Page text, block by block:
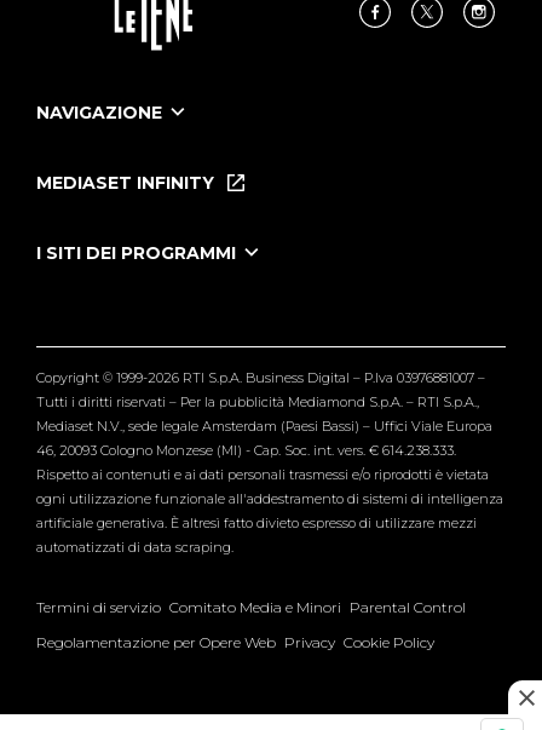
NAVIGAZIONE
Le Iene Presentano Inside
Tutti i servizi
MEDIASET INFINITY
I SITI DEI PROGRAMMI
Verissimo
Copyright © 1999-2026 RTI S.p.A. Business Digital – P.Iva 03976881007 –
Tutti i diritti riservati – Per la pubblicità Mediamond S.p.A. – RTI S.p.A.,
Mediaset N.V., sede legale Amsterdam (Paesi Bassi) – Uffici Viale Europa
46, 20093 Cologno Monzese (MI) - Cap. Soc. int. vers. € 614.238.333.
Rispetto ai contenuti e ai dati personali trasmessi e/o riprodotti è vietata
ogni utilizzazione funzionale all'addestramento di sistemi di intelligenza
artificiale generativa. È altresì fatto divieto espresso di utilizzare mezzi
automatizzati di data scraping.
Termini di servizio Comitato Media e Minori Parental Control
Regolamentazione per Opere Web Privacy Cookie Policy